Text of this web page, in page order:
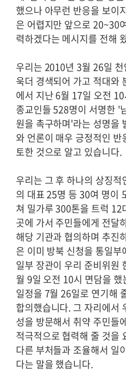
했으나 아무런 반응을 보이
은 어렵지만 앞으로 20~30
력하겠다는 메시지를 전해
우리는 2010년 3월 26일
욱더 경색되어 가고 적대와
에서 지난 6월 17일 오전
종교인들 528명이 서명한 '
원을 촉구하며'라는 성명을
와 언론이 매우 긍정적인
토한 것으로 알고 있습니다.
우리는 그 후 하나의 상징
의 대표 25명 등 30여 명이
쳐 밀가루 300톤을 트럭
곳에 가서 주민들에게 전달
해당 기관과 협의하며 추진
은 이미 방북 신청을 통일
일부 장관이 우리 준비위원
월 9일 오전 10시 면담을
일정을 7월 26일로 연기해
합의했습니다. 그 자리에서
성을 방문해서 취약 주민들
적극적으로 협력해 줄 것을
다른 부처들과 조율해서 일
다는 말을 했습니다.